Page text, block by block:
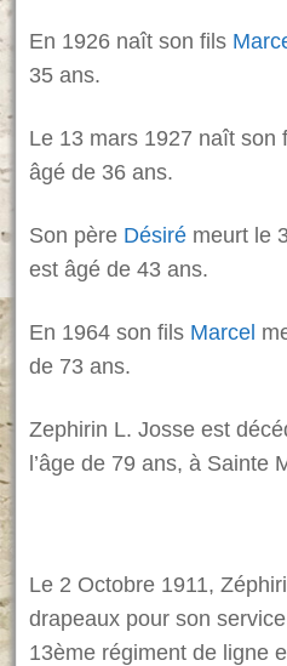
En 1926 naît son fils
35 ans.
Le 13 mars 1927 naît son
âgé de 36 ans.
Son père Désiré meurt le
est âgé de 43 ans.
En 1964 son fils Marcel
de 73 ans.
Zephirin L. Josse est
l’âge de 79 ans, à Sainte
Le 2 Octobre 1911,
drapeaux pour son
13ème régiment de ligne